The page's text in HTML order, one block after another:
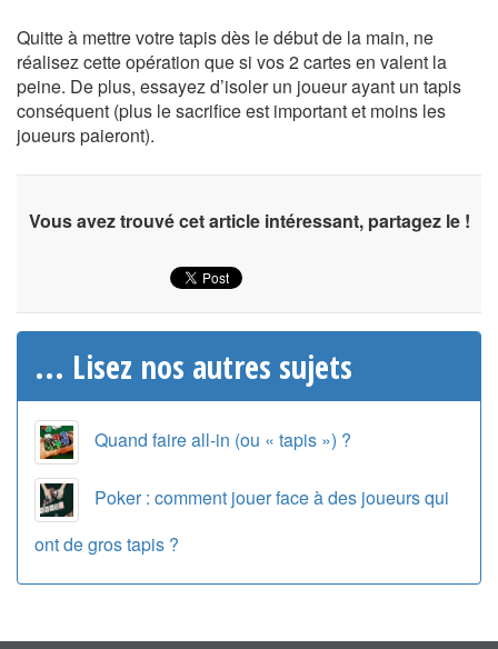
Quitte à mettre votre tapis dès le début de la main, ne
réalisez cette opération que si vos 2 cartes en valent la
peine. De plus, essayez d’isoler un joueur ayant un tapis
conséquent (plus le sacrifice est important et moins les
joueurs paieront).
Vous avez trouvé cet article intéressant, partagez le !
... Lisez nos autres sujets
Quand faire all-in (ou « tapis ») ?
Poker : comment jouer face à des joueurs qui
ont de gros tapis ?